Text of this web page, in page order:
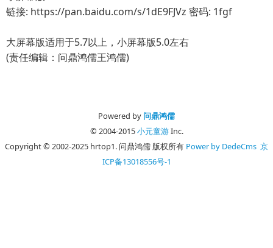
链接: https://pan.baidu.com/s/1dE9FJVz 密码: 1fgf
大屏幕版适用于5.7以上，小屏幕版5.0左右
(责任编辑：问鼎鸿儒王鸿儒)
Powered by 问鼎鸿儒
© 2004-2015小元童游Inc.
Copyright © 2002-2025 hrtop1. 问鼎鸿儒 版权所有 Power by DedeCms 京
ICP备13018556号-1